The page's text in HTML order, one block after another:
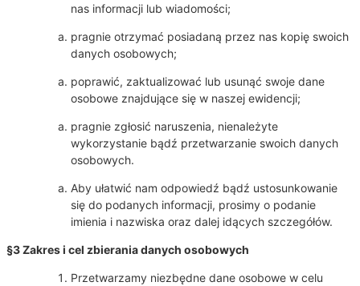
nas informacji lub wiadomości;
pragnie otrzymać posiadaną przez nas kopię swoich
danych osobowych;
poprawić, zaktualizować lub usunąć swoje dane
osobowe znajdujące się w naszej ewidencji;
pragnie zgłosić naruszenia, nienależyte
wykorzystanie bądź przetwarzanie swoich danych
osobowych.
Aby ułatwić nam odpowiedź bądź ustosunkowanie
się do podanych informacji, prosimy o podanie
imienia i nazwiska oraz dalej idących szczegółów.
§3 Zakres i cel zbierania danych osobowych
Przetwarzamy niezbędne dane osobowe w celu